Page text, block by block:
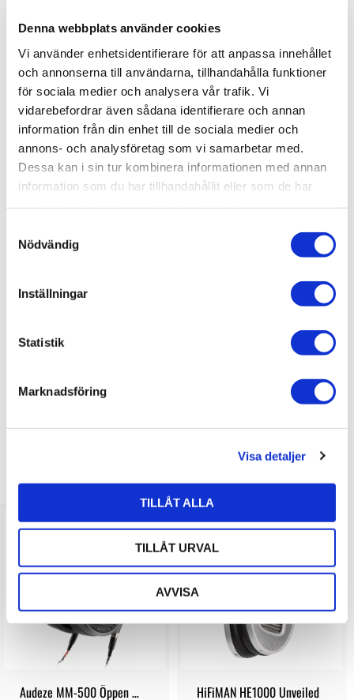
Denna webbplats använder cookies
Vi använder enhetsidentifierare för att anpassa innehållet
och annonserna till användarna, tillhandahålla funktioner
för sociala medier och analysera vår trafik. Vi
vidarebefordrar även sådana identifierare och annan
information från din enhet till de sociala medier och
annons- och analysföretag som vi samarbetar med.
Dessa kan i sin tur kombinera informationen med annan
information som du har tillhandahållit eller som de har
Nödvändig
Inställningar
Statistik
Marknadsföring
Visa detaljer
TILLÅT ALLA
TILLÅT URVAL
AVVISA
OMDÖMEN
Bli den första att lämna ett omdöme.
FINAL AUDIO DX4000CL
Final DX4000CL levererar
referensprecision i en
sluten konstruktion
10 990kr
FINAL AUDIO DX3000CL
En ny referens inom
slutna hörlurar.
6 990kr
LIKNANDE PRODUKTER
Audeze MM-500 Öppen HiFiMAN HE1000 Unveiled